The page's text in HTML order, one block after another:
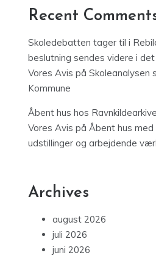
Recent
Skoledebatten tager til i
beslutning sendes videre i
Vores Avis på Skoleanalysen
Kommune
Åbent hus hos
Vores Avis på Åbent hus
udstillinger og arbejdende
Archives
august 2026
juli 2026
juni 2026